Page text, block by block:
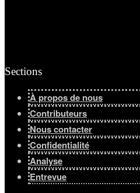
Sections
À propos de nous
Contributeurs
Nous contacter
Confidentialité
Analyse
Entrevue